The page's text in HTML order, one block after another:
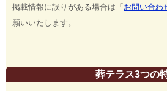
掲載情報に誤りがある場合は「お問い合わ
願いいたします。
葬テラス3つの